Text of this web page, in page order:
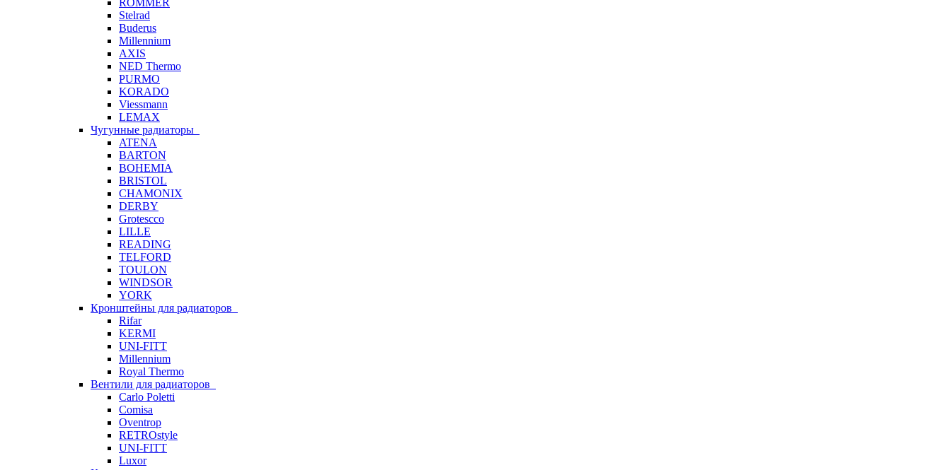
ROMMER
Stelrad
Buderus
Millennium
AXIS
NED Thermo
PURMO
KORADO
Viessmann
LEMAX
Чугунные радиаторы
ATENA
BARTON
BOHEMIA
BRISTOL
CHAMONIX
DERBY
Grotescco
LILLE
READING
TELFORD
TOULON
WINDSOR
YORK
Кронштейны для радиаторов
Rifar
KERMI
UNI-FITT
Millennium
Royal Thermo
Вентили для радиаторов
Carlo Poletti
Comisa
Oventrop
RETROstyle
UNI-FITT
Luxor